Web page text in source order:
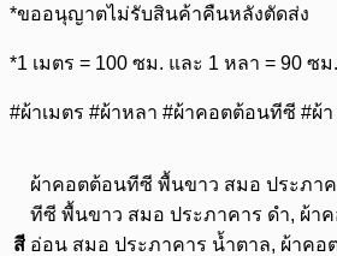
*ขออนุญาตไม่รับสินค้าคืนหลังตัดส่ง
*1 เมตร = 100 ซม. และ 1 หลา = 90 ซม.
#ผ้าเมตร #ผ้าหลา #ผ้าคอตต้อนทีซี #ผ้
สี
ผ้าคอตต้อนทีซี พื้นขาว สมอ ประภา
ทีซี พื้นขาว สมอ ประภาคาร ดำ, ผ้า
อ่อน สมอ ประภาคาร น้ำตาล, ผ้าค